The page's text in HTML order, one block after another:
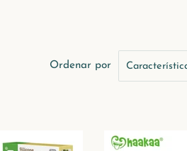
Ordenar por